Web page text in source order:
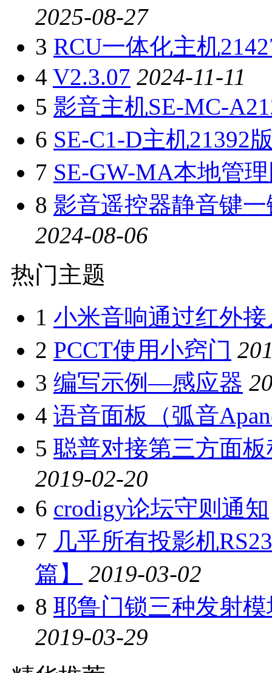
2025-08-27
3 RCU一体化主机
4 V2.3.07 2024-11-11
5 影音主机SE-MC-
6 SE-C1-D主机21392
7 SE-GW-MA本地管
8 影音遥控器静音键
2024-08-06
热门主题
1 小米音响通过红外
2 PCCT使用小窍门
3 编写示例—感应器
4 语音面板（弧音
5 聪普对接第三方面
2019-02-20
6 crodigy论坛守则通知
7 几乎所有投影机
篇】
2019-03-02
8 耶鲁门锁三种发射
2019-03-29